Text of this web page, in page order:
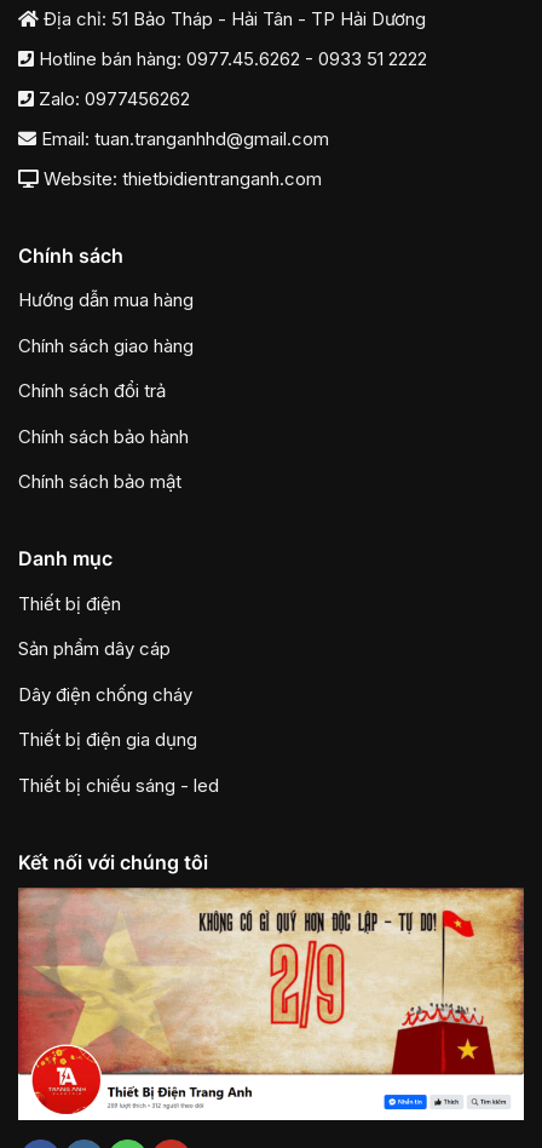
Địa chỉ: 51 Bảo Tháp - Hải Tân - TP Hải Dương
Hotline bán hàng: 0977.45.6262 - 0933 51 2222
Zalo: 0977456262
Email: tuan.tranganhhd@gmail.com
Website: thietbidientranganh.com
Chính sách
Hướng dẫn mua hàng
Chính sách giao hàng
Chính sách đổi trả
Chính sách bảo hành
Chính sách bảo mật
Danh mục
Thiết bị điện
Sản phẩm dây cáp
Dây điện chống cháy
Thiết bị điện gia dụng
Thiết bị chiếu sáng - led
Kết nối với chúng tôi